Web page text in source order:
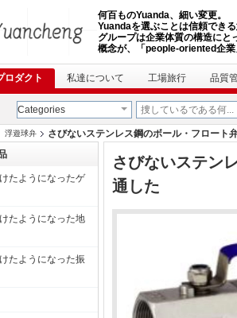
何百ものYuanda、細い変更。
Yuandaを選ぶことは信頼できる
グループは企業体質の構造にと
概念が、「people-oriented企
ロダクト 私達について 工場旅行 品質
Categories
浮遊球弁
さびないステンレス鋼のボール・フロート
たようになったゲ
たようになった地
たようになった振
さびないステン
通した